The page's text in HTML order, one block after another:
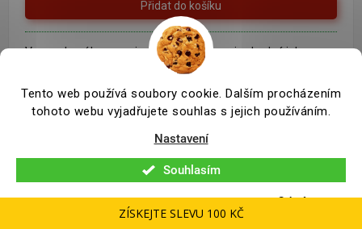
Tento web používá soubory cookie. Dalším procházením
tohoto webu vyjadřujete souhlas s jejich používáním.
Nastavení
Odmítnout
Souhlasím
Vysoce krycí barva nejen na dřevo. Barva je vhodná jak pro
ZÍSKEJTE SLEVU 100 KČ